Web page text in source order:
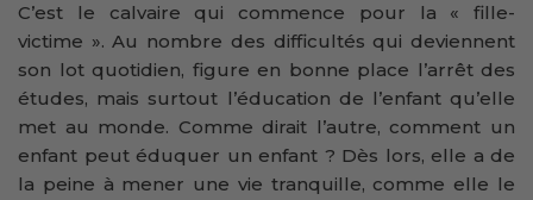
C’est le calvaire qui commence pour la « fille-
victime ». Au nombre des difficultés qui deviennent
son lot quotidien, figure en bonne place l’arrêt des
études, mais surtout l’éducation de l’enfant qu’elle
met au monde. Comme dirait l’autre, comment un
enfant peut éduquer un enfant ? Dès lors, elle a de
la peine à mener une vie tranquille, comme elle le